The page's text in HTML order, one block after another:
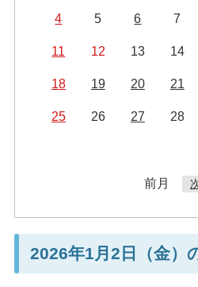
4 5 6 7
11 12 13 14
18 19 20 21
25 26 27 28
前月
2026年1月2日（金）